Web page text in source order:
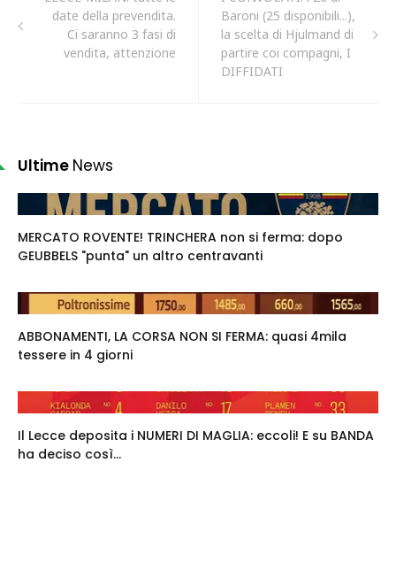
date della prevendita.
Ci saranno 3 fasi di
vendita, attenzione
Baroni (25 disponibili...),
la scelta di Hjulmand di
partire coi compagni, I
DIFFIDATI
Ultime News
MERCATO ROVENTE! TRINCHERA non si ferma: dopo
GEUBBELS "punta" un altro centravanti
ABBONAMENTI, LA CORSA NON SI FERMA: quasi 4mila
tessere in 4 giorni
Il Lecce deposita i NUMERI DI MAGLIA: eccoli! E su BANDA
ha deciso così...